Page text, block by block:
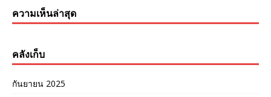
ความเห็นล่าสุด
คลังเก็บ
กันยายน 2025